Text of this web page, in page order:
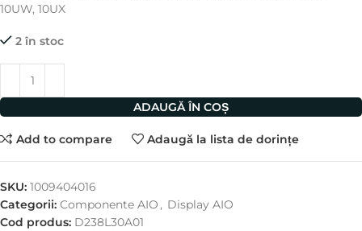
10UW, 10UX
2 în stoc
ADAUGĂ ÎN COȘ
Add to compare Adaugă la lista de dorințe
SKU: 1009404016
Categorii: Componente AIO , Display AIO
Cod produs: D238L30A01